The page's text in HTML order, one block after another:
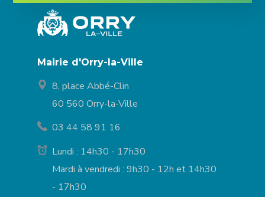
Mairie d'Orry-la-Ville
8, place Abbé-Clin
60 560 Orry-la-Ville
03 44 58 91 16
Lundi : 14h30 - 17h30
Mardi à vendredi : 9h30 - 12h et 14h30
- 17h30